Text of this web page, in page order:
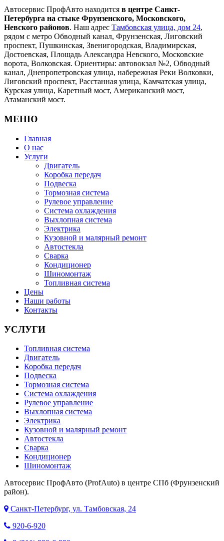
Автосервис ПрофАвто находится в центре Санкт-
Петербурга на стыке Фрунзенского, Московского,
Невского районов. Наш адрес Тамбовская улица, дом 24,
рядом с метро Обводный канал, Фрунзенская, Лиговский
проспект, Пушкинская, Звенигородская, Владимирская,
Достоевская, Площадь Александра Невского, Московские
ворота, Волковская. Ориентиры: автовокзал №2, Обводный
канал, Днепропетровская улица, набережная Реки Волковки,
Лиговский проспект, Расстанная улица, Камчатская улица,
Курская улица, Каретный мост, Американский мост,
Атаманский мост.
МЕНЮ
Главная
О нас
Услуги
Двигатель
Коробка передач
Подвеска
Тормозная система
Рулевое управление
Система охлаждения
Выхлопная система
Электрика
Кузовной и малярный ремонт
Автостекла
Сварка
Кондиционер
Шиномонтаж
Топливная система
Цены
Наши работы
Контакты
УСЛУГИ
Топливная система
Двигатель
Коробка передач
Подвеска
Тормозная система
Система охлаждения
Рулевое управление
Выхлопная система
Электрика
Кузовной и малярный ремонт
Автостекла
Сварка
Кондиционер
Шиномонтаж
Автосервис ПрофАвто (ProfAuto) в центре СПб (Фрунзенский
район).
Санкт-Петербург, ул. Тамбовская, 24
920-6-920